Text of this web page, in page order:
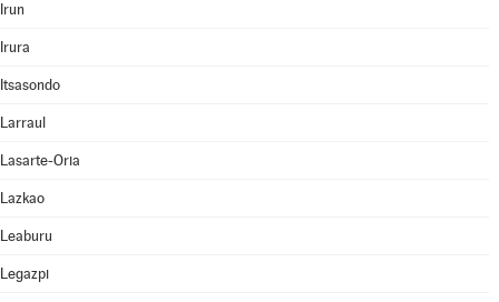
Irun
Irura
Itsasondo
Larraul
Lasarte-Oria
Lazkao
Leaburu
Legazpi